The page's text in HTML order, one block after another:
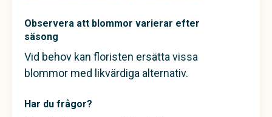
Observera att blommor varierar efter
säsong
Vid behov kan floristen ersätta vissa
blommor med likvärdiga alternativ.
Har du frågor?